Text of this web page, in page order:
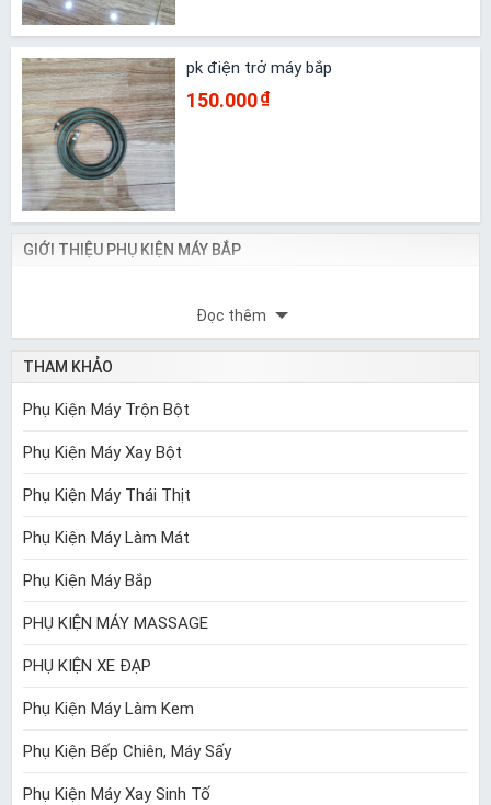
pk điện trở máy bắp
150.000₫
GIỚI THIỆU PHỤ KIỆN MÁY BẮP
Đọc thêm
THAM KHẢO
Phụ Kiện Máy Trộn Bột
Phụ Kiện Máy Xay Bột
Phụ Kiện Máy Thái Thịt
Phụ Kiện Máy Làm Mát
Phụ Kiện Máy Bắp
PHỤ KIỆN MÁY MASSAGE
PHỤ KIỆN XE ĐẠP
Phụ Kiện Máy Làm Kem
Phụ Kiện Bếp Chiên, Máy Sấy
Phụ Kiện Máy Xay Sinh Tố